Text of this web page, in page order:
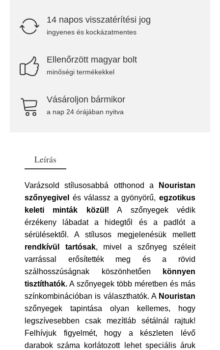
14 napos visszatérítési jog
ingyenes és kockázatmentes
Ellenőrzött magyar bolt
minőségi termékekkel
Vásároljon bármikor
a nap 24 órájában nyitva
Leírás
Varázsold stílusosabbá otthonod a
Nouristan
szőnyegivel
és válassz a gyönyörű, egzotikus
keleti minták közül! A szőnyegek védik
érzékeny lábadat a hidegtől és a padlót a
sérülésektől. A stílusos megjelenésük mellett
rendkívül tartósak, mivel a szőnyeg széleit
varrással erősítették meg és a rövid
szálhosszúságnak köszönhetően
könnyen
tisztíthatók. A szőnyegek több méretben és más
színkombinációban is választhatók. A Nouristan
szőnyegek tapintása olyan kellemes, hogy
legszívesebben csak mezítláb sétálnál rajtuk!
Felhívjuk figyelmét, hogy a készleten lévő
darabok száma korlátozott lehet speciális áruk